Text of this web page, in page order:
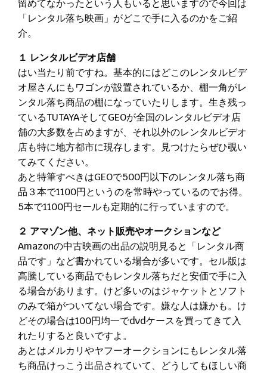
留めてなかったという人もいると思いますので今回は
「レンタル落ち映画」がどこで手に入るのかをご紹
介。
１ レンタルビデオ店舗
はい当たり前ですね。基本的にはどこのレンタルビデ
オ屋さんにもワゴンが設置されているか、棚一角がレ
ンタル落ち商品の棚になっていたりします。生き残っ
ているTUTAYAそしてGEOが全国のレンタルビデオ店
舗の大多数を占めますが、それ以外のレンタルビデオ
店も特に地方都市に現存します。見つけたらぜひ覗い
てみてください。
あと特筆すべきはGEOで500円以下のレンタル落ち商
品３本で1100円というのを常時やっているのでお得。
5本で1100円セールも定期的に行っていますので。
２ アマゾン他、ネット販売やオークションなど
Amazonの中古映画の出品の説明見ると「レンタル商
品です」など書かれている場合が多いです。セル版は
高騰している商品でもレンタル落ちだと安価で手に入
る場合があります。けど多いのはジャケットとソフト
のみで箱がついてない場合です。嫌な人は嫌かも。け
どその場合は100円均一でdvdケースを買ってきて入
れたりすると良いですよ。
あとはメルカリやヤフーオークションにもレンタル落
ち商品けっこう出品されていて、どうしてもほしい商